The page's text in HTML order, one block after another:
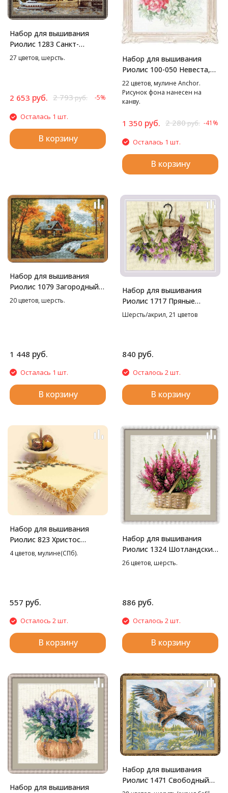
Набор для вышивания
Риолис 1283 Санкт-
петербург.
27 цветов, шерсть.
2 653 руб. 2 793руб. -5%
Осталась 1 шт.
В корзину
Набор для вышивания
Риолис 100-050 Невеста,
30*40 см
22 цветов, мулине Anchor.
Рисунок фона нанесен на
канву.
1 350 руб. 2 280руб. -41%
Осталась 1 шт.
В корзину
Набор для вышивания
Риолис 1079 Загородный
пейзаж. Осень, 38*26 см
20 цветов, шерсть.
1 448 руб.
Осталась 1 шт.
В корзину
Набор для вышивания
Риолис 1717 Пряные
травы, 30*24 см
Шерсть/акрил, 21 цветов
840 руб.
Осталось 2 шт.
В корзину
Набор для вышивания
Риолис 823 Христос
Воскресе Салфетка, 26*26
4 цветов, мулине(СПб).
557 руб.
Осталось 2 шт.
В корзину
Набор для вышивания
Риолис 1324 Шотландский
вереск, 25*25 см
26 цветов, шерсть.
886 руб.
Осталось 2 шт.
В корзину
Набор для вышивания
Набор для вышивания
Риолис 1471 Свободный
полет, 50*40 см